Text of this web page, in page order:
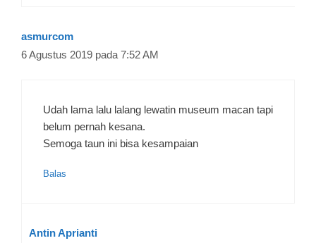
asmurcom
6 Agustus 2019 pada 7:52 AM
Udah lama lalu lalang lewatin museum macan tapi
belum pernah kesana.
Semoga taun ini bisa kesampaian
Balas
Antin Aprianti